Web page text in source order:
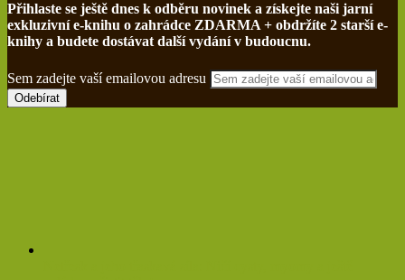
Přihlaste se ještě dnes k odběru novinek a získejte naši jarní
exkluzivní e-knihu o zahrádce ZDARMA + obdržíte 2 starší e-
knihy a budete dostávat další vydání v budoucnu.
Sem zadejte vaší emailovou adresu